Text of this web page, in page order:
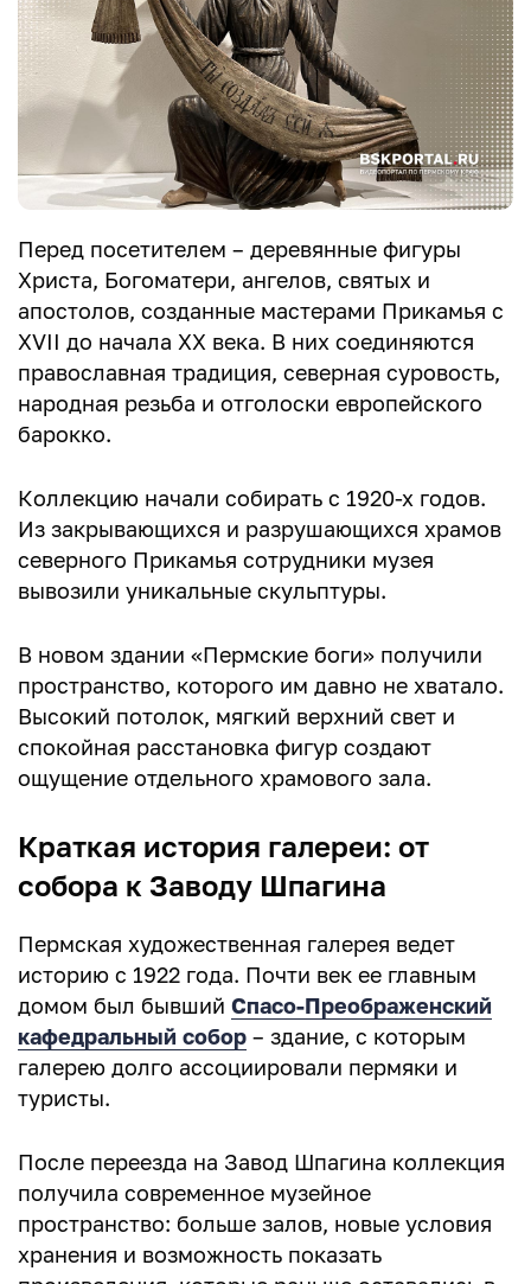
Перед посетителем – деревянные фигуры
Христа, Богоматери, ангелов, святых и
апостолов, созданные мастерами Прикамья с
XVII до начала XX века. В них соединяются
православная традиция, северная суровость,
народная резьба и отголоски европейского
барокко.
Коллекцию начали собирать с 1920-х годов.
Из закрывающихся и разрушающихся храмов
северного Прикамья сотрудники музея
вывозили уникальные скульптуры.
В новом здании «Пермские боги» получили
пространство, которого им давно не хватало.
Высокий потолок, мягкий верхний свет и
спокойная расстановка фигур создают
ощущение отдельного храмового зала.
Краткая история галереи: от
собора к Заводу Шпагина
Пермская художественная галерея ведет
историю с 1922 года. Почти век ее главным
домом был бывший Спасо-Преображенский
кафедральный собор – здание, с которым
галерею долго ассоциировали пермяки и
туристы.
После переезда на Завод Шпагина коллекция
получила современное музейное
пространство: больше залов, новые условия
хранения и возможность показать